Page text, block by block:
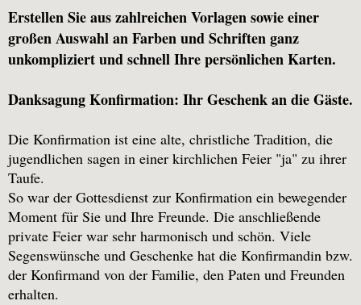
Erstellen Sie aus zahlreichen Vorlagen sowie einer
großen Auswahl an Farben und Schriften ganz
unkompliziert und schnell Ihre persönlichen Karten.
Danksagung Konfirmation: Ihr Geschenk an die Gäste.
Die Konfirmation ist eine alte, christliche Tradition, die
jugendlichen sagen in einer kirchlichen Feier "ja" zu ihrer
Taufe.
So war der Gottesdienst zur Konfirmation ein bewegender
Moment für Sie und Ihre Freunde. Die anschließende
private Feier war sehr harmonisch und schön. Viele
Segenswünsche und Geschenke hat die Konfirmandin bzw.
der Konfirmand von der Familie, den Paten und Freunden
erhalten.